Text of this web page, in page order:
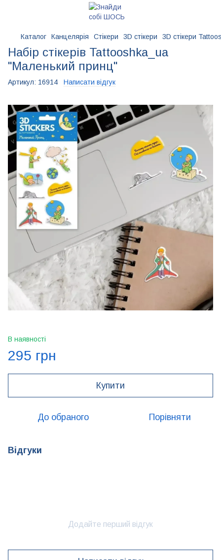
Каталог Канцелярія Стікери 3D стікери 3D стікери
Набір стікерів Tattooshka_ua
"Маленький принц"
Артикул: 16914 Написати відгук
В наявності
295 грн
Купити
До обраного Порівняти
Відгуки
Додайте перший відгук